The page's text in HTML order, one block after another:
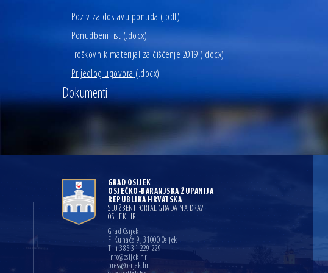
Poziv za dostavu ponuda (.pdf)
Ponudbeni list (.docx)
Troškovnik materijal za čišćenje 2019 (.docx)
Prijedlog ugovora (.docx)
Dokumenti
GRAD OSIJEK
OSJEČKO-BARANJSKA ŽUPANIJA
REPUBLIKA HRVATSKA
SLUŽBENI PORTAL GRADA NA DRAVI
OSIJEK.HR
Grad Osijek
F. Kuhača 9, 31000 Osijek
T: +385 31 229 229
info@osijek.hr
press@osijek.hr